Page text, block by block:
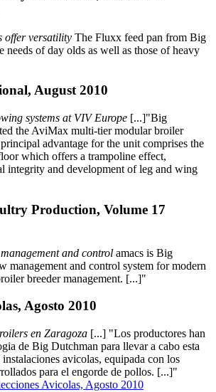
offer versatility The Fluxx feed pan from Big
needs of day olds as well as those of heavy
August 2010
systems at VIV Europe [...]"Big
the AviMax multi-tier modular broiler
advantage for the unit comprises the
which offers a trampoline effect,
integrity and development of leg and wing
Production, Volume 17
and control amacs is Big
management and control system for modern
breeder management. [...]"
Agosto 2010
en Zaragoza [...] "Los productores han
de Big Dutchman para llevar a cabo esta
avicolas, equipada con los
para el engorde de pollos. [...]"
Avicolas, Agosto 2010